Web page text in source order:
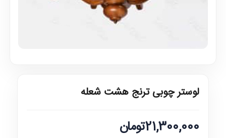
لوستر چوبی ترنج هشت شعله
21,300,000تومان